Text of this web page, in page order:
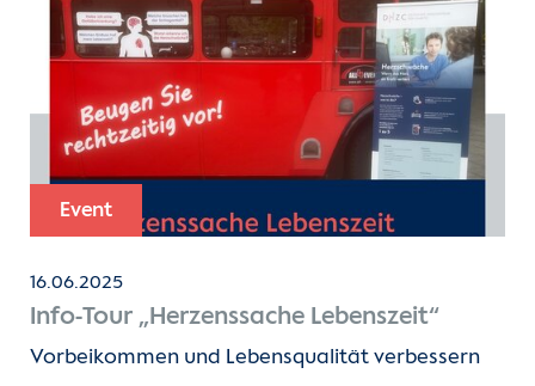
Event
16.06.2025
Info-Tour „Herzenssache Lebenszeit“
Vorbeikommen und Lebensqualität verbessern